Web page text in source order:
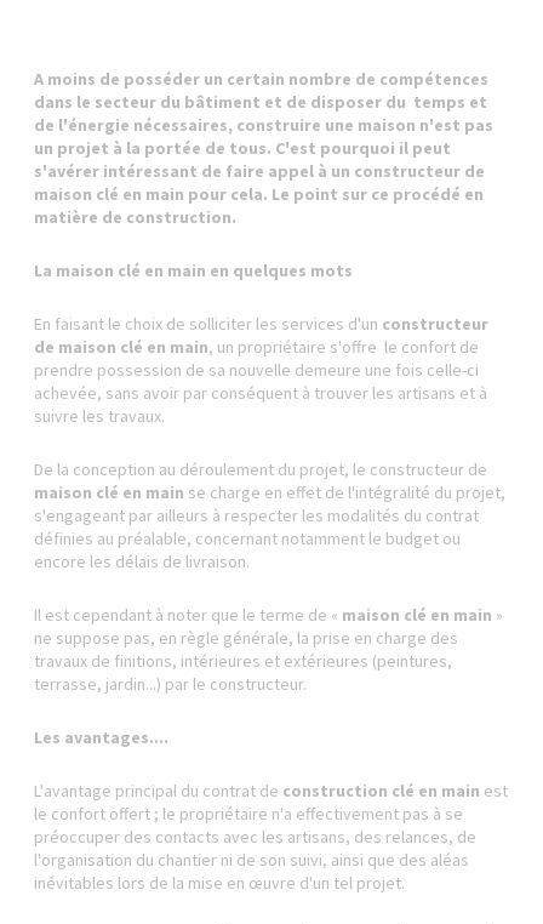
A moins de posséder un certain nombre de compétences
dans le secteur du bâtiment et de disposer du temps et
de l'énergie nécessaires, construire une maison n'est pas
un projet à la portée de tous. C'est pourquoi il peut
s'avérer intéressant de faire appel à un constructeur de
maison clé en main pour cela. Le point sur ce procédé en
matière de construction.
La maison clé en main en quelques mots
En faisant le choix de solliciter les services d'un constructeur
de maison clé en main, un propriétaire s'offre le confort de
prendre possession de sa nouvelle demeure une fois celle-ci
achevée, sans avoir par conséquent à trouver les artisans et à
suivre les travaux.
De la conception au déroulement du projet, le constructeur de
maison clé en main se charge en effet de l'intégralité du projet,
s'engageant par ailleurs à respecter les modalités du contrat
définies au préalable, concernant notamment le budget ou
encore les délais de livraison.
Il est cependant à noter que le terme de « maison clé en main »
ne suppose pas, en règle générale, la prise en charge des
travaux de finitions, intérieures et extérieures (peintures,
terrasse, jardin...) par le constructeur.
Les avantages....
L'avantage principal du contrat de construction clé en main est
le confort offert ; le propriétaire n'a effectivement pas à se
préoccuper des contacts avec les artisans, des relances, de
l'organisation du chantier ni de son suivi, ainsi que des aléas
inévitables lors de la mise en œuvre d'un tel projet.